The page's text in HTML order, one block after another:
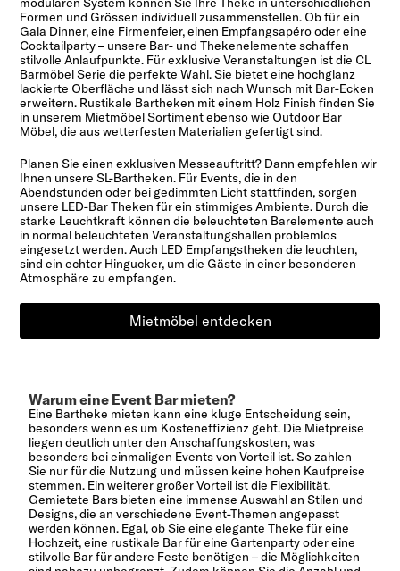
Formen und Grössen individuell zusammenstellen. Ob für ein
Gala Dinner, eine Firmenfeier, einen Empfangsapéro oder eine
Cocktailparty – unsere Bar- und Thekenelemente schaffen
stilvolle Anlaufpunkte. Für exklusive Veranstaltungen ist die CL
Barmöbel Serie die perfekte Wahl. Sie bietet eine hochglanz
lackierte Oberfläche und lässt sich nach Wunsch mit Bar-Ecken
erweitern. Rustikale Bartheken mit einem Holz Finish finden Sie
in unserem Mietmöbel Sortiment ebenso wie Outdoor Bar
Möbel, die aus wetterfesten Materialien gefertigt sind.
Planen Sie einen exklusiven Messeauftritt? Dann empfehlen wir
Ihnen unsere SL-Bartheken. Für Events, die in den
Abendstunden oder bei gedimmten Licht stattfinden, sorgen
unsere LED-Bar Theken für ein stimmiges Ambiente. Durch die
starke Leuchtkraft können die beleuchteten Barelemente auch
in normal beleuchteten Veranstaltungshallen problemlos
eingesetzt werden. Auch LED Empfangstheken die leuchten,
sind ein echter Hingucker, um die Gäste in einer besonderen
Atmosphäre zu empfangen.
Mietmöbel entdecken
Warum eine Event Bar mieten?
Eine Bartheke mieten kann eine kluge Entscheidung sein,
besonders wenn es um Kosteneffizienz geht. Die Mietpreise
liegen deutlich unter den Anschaffungskosten, was
besonders bei einmaligen Events von Vorteil ist. So zahlen
Sie nur für die Nutzung und müssen keine hohen Kaufpreise
stemmen. Ein weiterer großer Vorteil ist die Flexibilität.
Gemietete Bars bieten eine immense Auswahl an Stilen und
Designs, die an verschiedene Event-Themen angepasst
werden können. Egal, ob Sie eine elegante Theke für eine
Hochzeit, eine rustikale Bar für eine Gartenparty oder eine
stilvolle Bar für andere Feste benötigen – die Möglichkeiten